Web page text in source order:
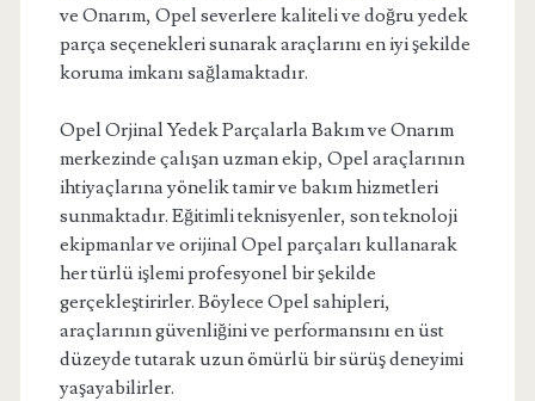
ve Onarım, Opel severlere kaliteli ve doğru yedek
parça seçenekleri sunarak araçlarını en iyi şekilde
koruma imkanı sağlamaktadır.
Opel Orjinal Yedek Parçalarla Bakım ve Onarım
merkezinde çalışan uzman ekip, Opel araçlarının
ihtiyaçlarına yönelik tamir ve bakım hizmetleri
sunmaktadır. Eğitimli teknisyenler, son teknoloji
ekipmanlar ve orijinal Opel parçaları kullanarak
her türlü işlemi profesyonel bir şekilde
gerçekleştirirler. Böylece Opel sahipleri,
araçlarının güvenliğini ve performansını en üst
düzeyde tutarak uzun ömürlü bir sürüş deneyimi
yaşayabilirler.